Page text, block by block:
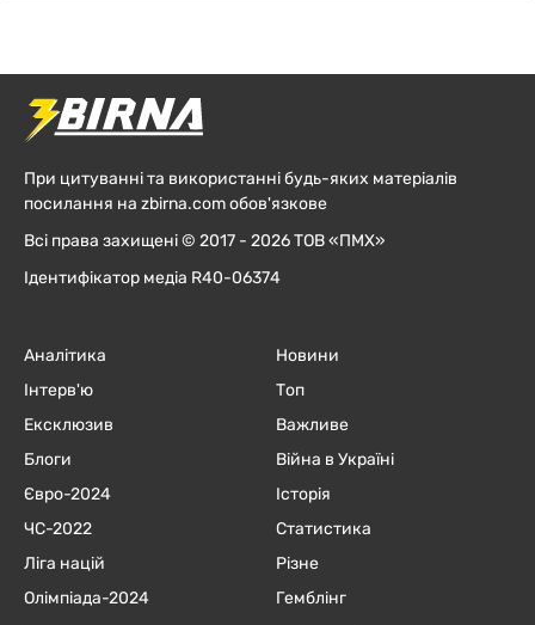
При цитуванні та використанні будь-яких матеріалів
посилання на zbirna.com обов'язкове
Всі права захищені © 2017 - 2026 ТОВ «ПМХ»
Ідентифікатор медіа R40-06374
Аналітика
Інтерв'ю
Ексклюзив
Блоги
Євро-2024
ЧC-2022
Ліга націй
Олімпіада-2024
Новини
Топ
Важливе
Війна в Україні
Історія
Статистика
Різне
Гемблінг